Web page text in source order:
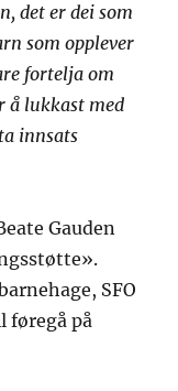
det er dei som
som opplever
fortelja om
å lukkast med
innsats
Gauden
SFO
føregå på